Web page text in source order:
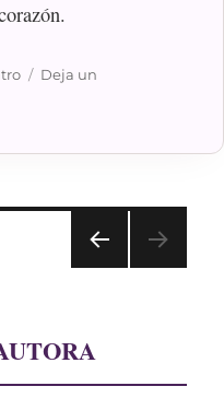
Deja un
ERIO
R